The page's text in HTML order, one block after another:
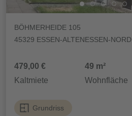
BÖHMERHEIDE 105
45329 ESSEN-ALTENESSEN-NORD
Kaltmiete
479,00 €
Wohnfläche
49 m²
Grundriss